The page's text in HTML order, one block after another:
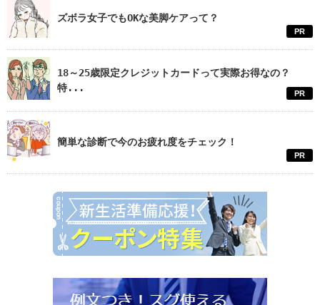
ズボラ女子でもOKな美脚ケアって？
PR
18～25歳限定クレジットカードって実際お得なの？
特...
PR
簡単な診断で今のお疲れ度をチェック！
PR